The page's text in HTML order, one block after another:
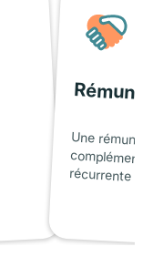
Une
complémentaire
récurrente